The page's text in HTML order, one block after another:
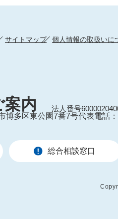
サイトマップ 個人情報の取扱いに
案内
法人番号
博多区東公園7番7号代表電話
総合相談窓口